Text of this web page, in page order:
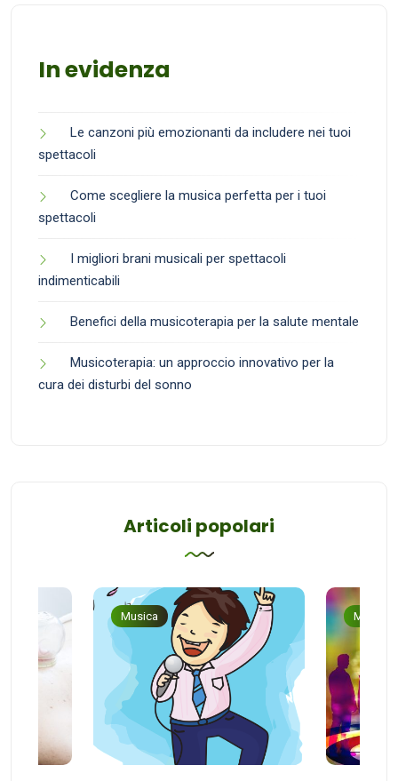
In evidenza
Le canzoni più emozionanti da includere nei tuoi
spettacoli
Come scegliere la musica perfetta per i tuoi
spettacoli
I migliori brani musicali per spettacoli
indimenticabili
Benefici della musicoterapia per la salute mentale
Musicoterapia: un approccio innovativo per la
cura dei disturbi del sonno
Articoli popolari
Musica Musica